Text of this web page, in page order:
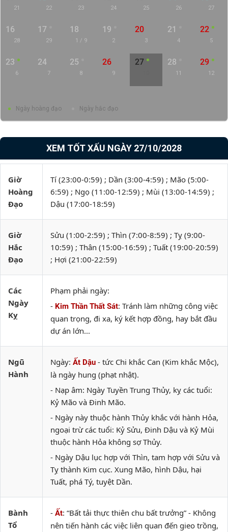
21 22 23 24 25 26 27
16
28
17
29
18
1 / 9
19
2
20
3
21
4
22
5
23
6
24
7
25
8
26
9
27 28
11
29
12
Ngày hoàng đạo Ngày hắc đạo
XEM TỐT XẤU NGÀY 27/10/2028
Giờ
Hoàng
Đạo
Tí (23:00-0:59) ; Dần (3:00-4:59) ; Mão (5:00-
6:59) ; Ngọ (11:00-12:59) ; Mùi (13:00-14:59) ;
Dậu (17:00-18:59)
Giờ
Hắc
Đạo
Sửu (1:00-2:59) ; Thìn (7:00-8:59) ; Tỵ (9:00-
10:59) ; Thân (15:00-16:59) ; Tuất (19:00-20:59)
; Hợi (21:00-22:59)
Các
Ngày
Kỵ
Phạm phải ngày:
- Kim Thần Thất Sát: Tránh làm những công việc
quan trọng, đi xa, ký kết hợp đồng, hay bắt đầu
dự án lớn...
Ngũ
Hành
Ngày: Ất Dậu - tức Chi khắc Can (Kim khắc Mộc),
là ngày hung (phạt nhật).
- Nạp âm: Ngày Tuyền Trung Thủy, kỵ các tuổi:
Kỷ Mão và Đinh Mão.
- Ngày này thuộc hành Thủy khắc với hành Hỏa,
ngoại trừ các tuổi: Kỷ Sửu, Đinh Dậu và Kỷ Mùi
thuộc hành Hỏa không sợ Thủy.
- Ngày Dậu lục hợp với Thìn, tam hợp với Sửu và
Tỵ thành Kim cục. Xung Mão, hình Dậu, hại
Tuất, phá Tý, tuyệt Dần.
Bành
Tổ
- Ất: “Bất tải thực thiên chu bất trưởng” - Không
nên tiến hành các việc liên quan đến gieo trồng,